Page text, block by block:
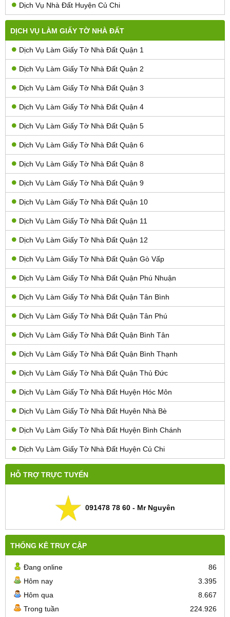
Dịch Vụ Nhà Đất Huyện Củ Chi
DỊCH VỤ LÀM GIẤY TỜ NHÀ ĐẤT
Dịch Vụ Làm Giấy Tờ Nhà Đất Quận 1
Dịch Vụ Làm Giấy Tờ Nhà Đất Quận 2
Dịch Vụ Làm Giấy Tờ Nhà Đất Quận 3
Dịch Vụ Làm Giấy Tờ Nhà Đất Quận 4
Dịch Vụ Làm Giấy Tờ Nhà Đất Quận 5
Dịch Vụ Làm Giấy Tờ Nhà Đất Quận 6
Dịch Vụ Làm Giấy Tờ Nhà Đất Quận 8
Dịch Vụ Làm Giấy Tờ Nhà Đất Quận 9
Dịch Vụ Làm Giấy Tờ Nhà Đất Quận 10
Dịch Vụ Làm Giấy Tờ Nhà Đất Quận 11
Dịch Vụ Làm Giấy Tờ Nhà Đất Quận 12
Dịch Vụ Làm Giấy Tờ Nhà Đất Quận Gò Vấp
Dịch Vụ Làm Giấy Tờ Nhà Đất Quận Phú Nhuận
Dịch Vụ Làm Giấy Tờ Nhà Đất Quận Tân Bình
Dịch Vụ Làm Giấy Tờ Nhà Đất Quận Tân Phú
Dịch Vụ Làm Giấy Tờ Nhà Đất Quận Bình Tân
Dịch Vụ Làm Giấy Tờ Nhà Đất Quận Bình Thạnh
Dịch Vụ Làm Giấy Tờ Nhà Đất Quận Thủ Đức
Dịch Vụ Làm Giấy Tờ Nhà Đất Huyện Hóc Môn
Dịch Vụ Làm Giấy Tờ Nhà Đất Huyên Nhà Bè
Dịch Vụ Làm Giấy Tờ Nhà Đất Huyện Bình Chánh
Dịch Vụ Làm Giấy Tờ Nhà Đất Huyện Củ Chi
HỖ TRỢ TRỰC TUYẾN
091478 78 60 - Mr Nguyên
THỐNG KÊ TRUY CẬP
Đang online
86
Hôm nay
3.395
Hôm qua
8.667
Trong tuần
224.926